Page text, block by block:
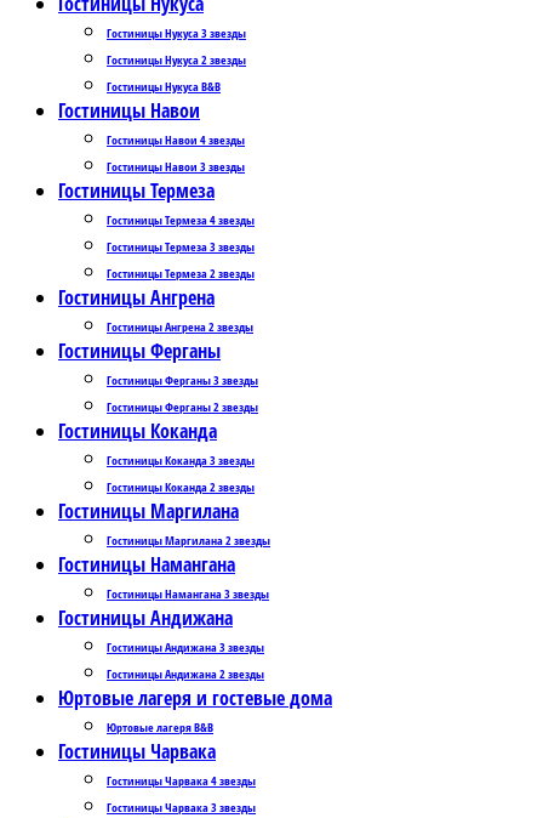
Гостиницы Нукуса 3 звезды
Гостиницы Нукуса 2 звезды
Гостиницы Нукуса B&B
Гостиницы Навои
Гостиницы Навои 4 звезды
Гостиницы Навои 3 звезды
Гостиницы Термеза
Гостиницы Термеза 4 звезды
Гостиницы Термеза 3 звезды
Гостиницы Термеза 2 звезды
Гостиницы Ангрена
Гостиницы Ангрена 2 звезды
Гостиницы Ферганы
Гостиницы Ферганы 3 звезды
Гостиницы Ферганы 2 звезды
Гостиницы Коканда
Гостиницы Коканда 3 звезды
Гостиницы Коканда 2 звезды
Гостиницы Маргилана
Гостиницы Маргилана 2 звезды
Гостиницы Намангана
Гостиницы Намангана 3 звезды
Гостиницы Андижана
Гостиницы Андижана 3 звезды
Гостиницы Андижана 2 звезды
Юртовые лагеря и гостевые дома
Юртовые лагеря B&B
Гостиницы Чарвака
Гостиницы Чарвака 4 звезды
Гостиницы Чарвака 3 звезды